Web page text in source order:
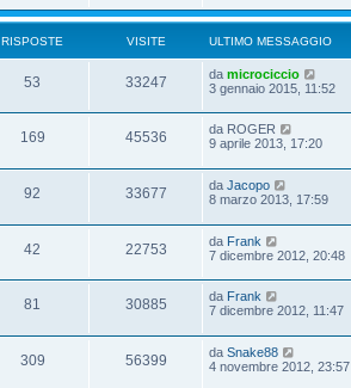
RISPOSTE VISITE ULTIMO MESSAGGIO
53 33247 da microciccio
3 gennaio 2015, 11:52
169 45536 da ROGER
9 aprile 2013, 17:20
92 33677 da Jacopo
8 marzo 2013, 17:59
42 22753 da Frank
7 dicembre 2012, 20:48
81 30885 da Frank
7 dicembre 2012, 11:47
309 56399 da Snake88
4 novembre 2012, 23:57